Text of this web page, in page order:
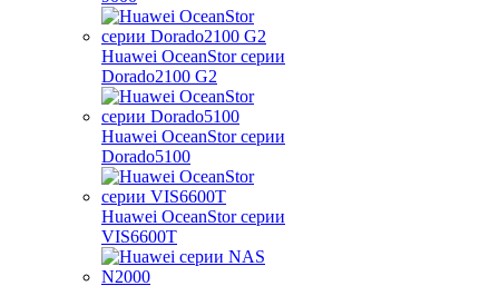
Huawei OceanStor серии
Dorado2100 G2
Huawei OceanStor серии
Dorado5100
Huawei OceanStor серии
VIS6600T